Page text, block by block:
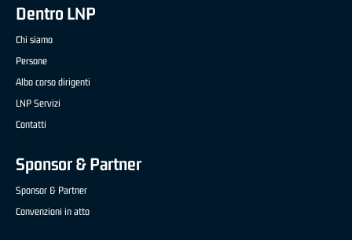
Dentro LNP
Chi siamo
Persone
Albo corso dirigenti
LNP Servizi
Contatti
Sponsor & Partner
Sponsor & Partner
Convenzioni in atto